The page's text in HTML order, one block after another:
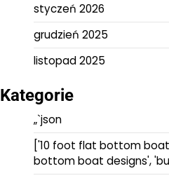
styczeń 2026
grudzień 2025
listopad 2025
Kategorie
„`json
['10 foot flat bottom
bottom boat designs',